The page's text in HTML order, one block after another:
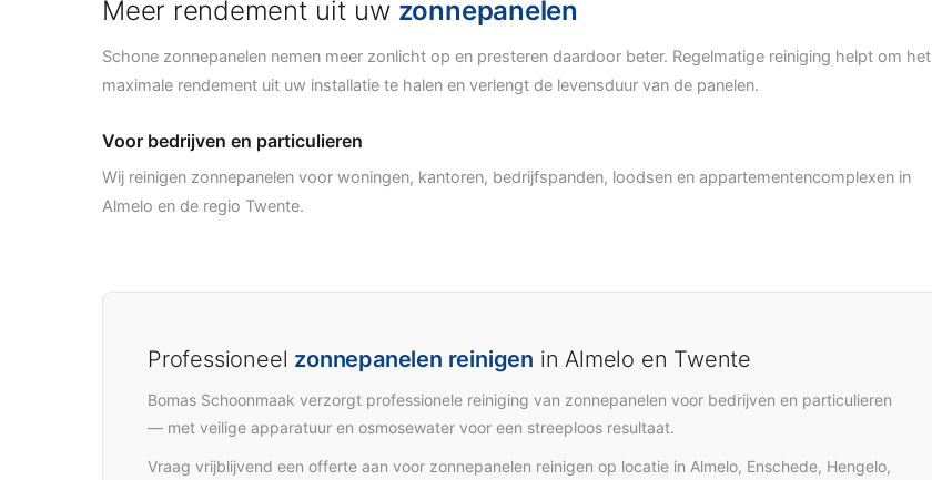
Meer rendement uit uw zonnepanelen
Schone zonnepanelen nemen meer zonlicht op en presteren daardoor beter. Regelmatige reiniging helpt om het
maximale rendement uit uw installatie te halen en verlengt de levensduur van de panelen.
Voor bedrijven en particulieren
Wij reinigen zonnepanelen voor woningen, kantoren, bedrijfspanden, loodsen en appartementencomplexen in
Almelo en de regio Twente.
Professioneel zonnepanelen reinigen in Almelo en Twente
Bomas Schoonmaak verzorgt professionele reiniging van zonnepanelen voor bedrijven en particulieren
— met veilige apparatuur en osmosewater voor een streeploos resultaat.
Vraag vrijblijvend een offerte aan voor zonnepanelen reinigen op locatie in Almelo, Enschede, Hengelo,